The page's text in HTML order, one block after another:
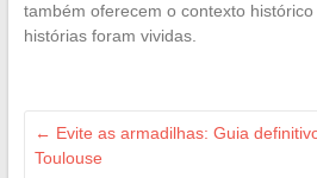
também oferecem o contexto
histórias foram vividas.
← Evite as armadilhas: Guia
Toulouse